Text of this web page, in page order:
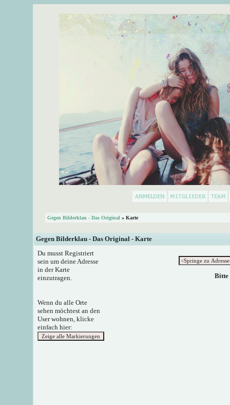
Gegen Bilderklau - Das Original » Karte
Gegen Bilderklau - Das Original - Karte
Du musst Registriert
sein um deine Adresse
in der Karte
einzutragen.
Wenn du alle Orte
sehen möchtest an den
User wohnen, klicke
einfach hier:
Bitte